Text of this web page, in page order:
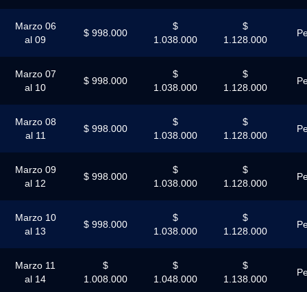
Marzo 06
al 09
$ 998.000
$
1.038.000
$
1.128.000
Marzo 07
al 10
$ 998.000
$
1.038.000
$
1.128.000
Marzo 08
al 11
$ 998.000
$
1.038.000
$
1.128.000
Marzo 09
al 12
$ 998.000
$
1.038.000
$
1.128.000
Marzo 10
al 13
$ 998.000
$
1.038.000
$
1.128.000
Marzo 11
al 14
$
1.008.000
$
1.048.000
$
1.138.000